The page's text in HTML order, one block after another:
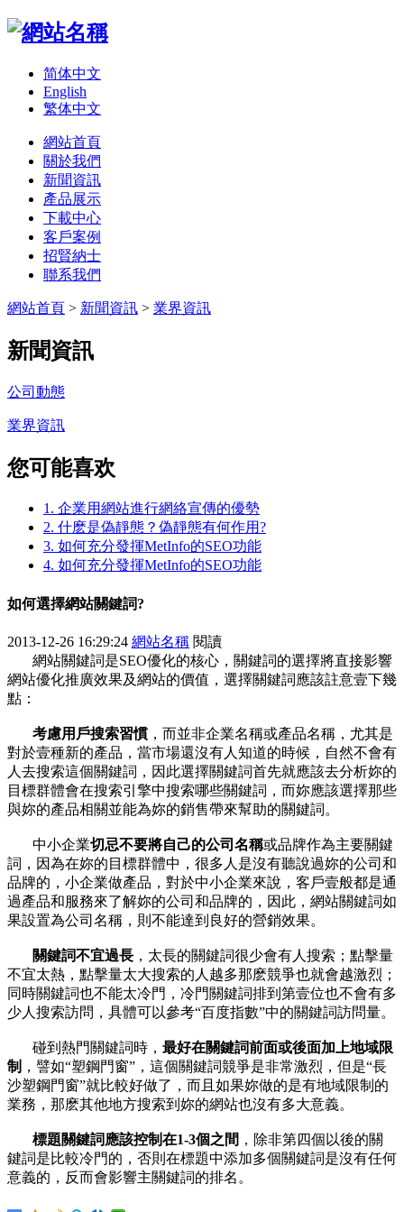
简体中文
English
繁体中文
網站首頁
關於我們
新聞資訊
產品展示
下載中心
客戶案例
招賢納士
聯系我們
網站首頁 > 新聞資訊 > 業界資訊
新聞資訊
公司動態
業界資訊
您可能喜欢
1. 企業用網站進行網絡宣傳的優勢
2. 什麽是偽靜態？偽靜態有何作用?
3. 如何充分發揮MetInfo的SEO功能
4. 如何充分發揮MetInfo的SEO功能
如何選擇網站關鍵詞?
2013-12-26 16:29:24 網站名稱 閱讀
網站關鍵詞是SEO優化的核心，關鍵詞的選擇將直接影響
網站優化推廣效果及網站的價值，選擇關鍵詞應該註意壹下幾
點：
考慮用戶搜索習慣，而並非企業名稱或產品名稱，尤其是
對於壹種新的產品，當市場還沒有人知道的時候，自然不會有
人去搜索這個關鍵詞，因此選擇關鍵詞首先就應該去分析妳的
目標群體會在搜索引擎中搜索哪些關鍵詞，而妳應該選擇那些
與妳的產品相關並能為妳的銷售帶來幫助的關鍵詞。
中小企業切忌不要將自己的公司名稱或品牌作為主要關鍵
詞，因為在妳的目標群體中，很多人是沒有聽說過妳的公司和
品牌的，小企業做產品，對於中小企業來說，客戶壹般都是通
過產品和服務來了解妳的公司和品牌的，因此，網站關鍵詞如
果設置為公司名稱，則不能達到良好的營銷效果。
關鍵詞不宜過長 ，太長的關鍵詞很少會有人搜索；點擊量
不宜太熱，點擊量太大搜索的人越多那麽競爭也就會越激烈；
同時關鍵詞也不能太冷門，冷門關鍵詞排到第壹位也不會有多
少人搜索訪問，具體可以參考“百度指數”中的關鍵詞訪問量。
碰到熱門關鍵詞時， 最好在關鍵詞前面或後面加上地域限
制 ，譬如“塑鋼門窗”，這個關鍵詞競爭是非常激烈，但是“長
沙塑鋼門窗”就比較好做了，而且如果妳做的是有地域限制的
業務，那麽其他地方搜索到妳的網站也沒有多大意義。
標題關鍵詞應該控制在1-3個之間 ，除非第四個以後的關
鍵詞是比較冷門的，否則在標題中添加多個關鍵詞是沒有任何
意義的，反而會影響主關鍵詞的排名。